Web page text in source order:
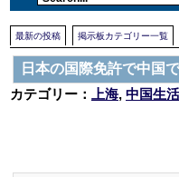
最新の投稿 掲示板カテゴリー一覧
日本の国際免許で中国
カテゴリー：
上海, 中国生活